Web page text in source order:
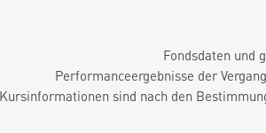
Fondsdaten und
Performanceergebnisse der
sind nach den